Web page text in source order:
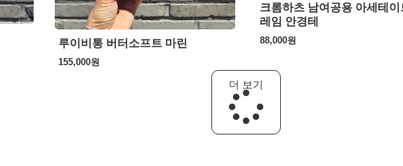
루이비통 버터소프트 마린
155,000원
크롬하츠 남여공용 아세테이
레임 안경테
88,000원
더 보기